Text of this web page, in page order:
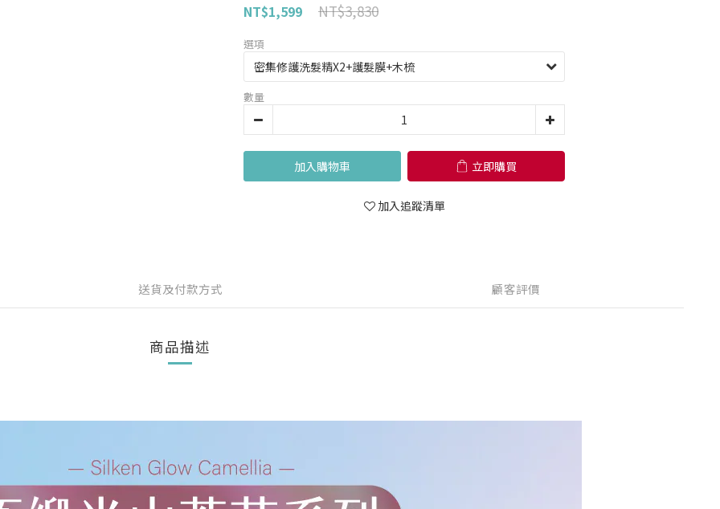
NT$1,599 NT$3,830
選項
數量
加入購物車 立即購買
加入追蹤清單
送貨及付款方式 顧客評價
商品描述